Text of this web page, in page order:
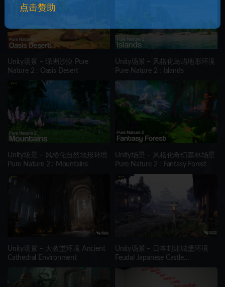
Unity场景 – 绿洲沙漠 Pure
Nature 2 : Oasis Desert
Unity场景 – 风格化岛屿地形环境
Pure Nature 2 : Islands
Unity场景 – 风格化自然地形环境
Pure Nature 2 : Mountains
Unity场景 – 风格化奇幻森林场景
Pure Nature 2 : Fantasy Forest
Unity场景 – 大教堂环境 Ancient
Cathedral Environment
Unity场景 – 日本封建城堡环境
Feudal Japanese Castle
Environment
点击赞助